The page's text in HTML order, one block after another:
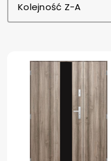
Kolejność Z-A